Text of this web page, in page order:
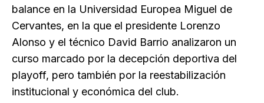
balance en la Universidad Europea Miguel de
Cervantes, en la que el presidente Lorenzo
Alonso y el técnico David Barrio analizaron un
curso marcado por la decepción deportiva del
playoff, pero también por la reestabilización
institucional y económica del club.